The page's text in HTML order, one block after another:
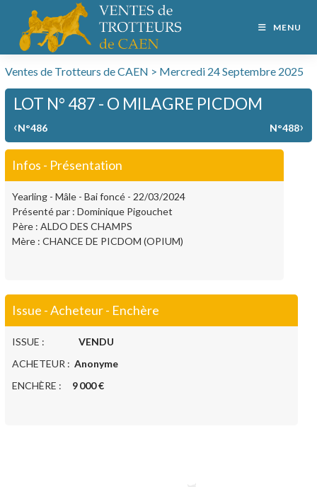
MENU
Ventes de Trotteurs de CAEN > Mercredi 24 Septembre 2025
LOT N° 487 - O MILAGRE PICDOM
‹N°486 N°488›
Infos - Présentation
Yearling - Mâle - Bai foncé - 22/03/2024
Présenté par : Dominique Pigouchet
Père : ALDO DES CHAMPS
Mère : CHANCE DE PICDOM (OPIUM)
Issue - Acheteur - Enchère
ISSUE : VENDU
ACHETEUR : Anonyme
ENCHÈRE : 9 000 €